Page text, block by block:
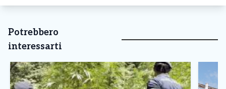
Potrebbero
interessarti